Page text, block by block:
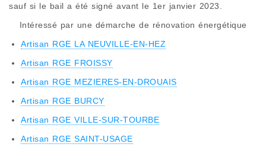
sauf si le bail a été signé avant le 1er janvier 2023.
Intéressé par une démarche de rénovation énergétique
Artisan RGE LA NEUVILLE-EN-HEZ
Artisan RGE FROISSY
Artisan RGE MEZIERES-EN-DROUAIS
Artisan RGE BURCY
Artisan RGE VILLE-SUR-TOURBE
Artisan RGE SAINT-USAGE